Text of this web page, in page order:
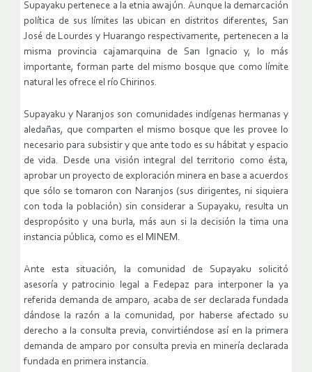
Supayaku pertenece a la etnia awajún. Aunque la demarcación
política de sus límites las ubican en distritos diferentes, San
José de Lourdes y Huarango respectivamente, pertenecen a la
misma provincia cajamarquina de San Ignacio y, lo más
importante, forman parte del mismo bosque que como límite
natural les ofrece el río Chirinos.
Supayaku y Naranjos son comunidades indígenas hermanas y
aledañas, que comparten el mismo bosque que les provee lo
necesario para subsistir y que ante todo es su hábitat y espacio
de vida. Desde una visión integral del territorio como ésta,
aprobar un proyecto de exploración minera en base a acuerdos
que sólo se tomaron con Naranjos (sus dirigentes, ni siquiera
con toda la población) sin considerar a Supayaku, resulta un
despropósito y una burla, más aun si la decisión la tima una
instancia pública, como es el MINEM.
Ante esta situación, la comunidad de Supayaku solicitó
asesoría y patrocinio legal a Fedepaz para interponer la ya
referida demanda de amparo, acaba de ser declarada fundada
dándose la razón a la comunidad, por haberse afectado su
derecho a la consulta previa, convirtiéndose así en la primera
demanda de amparo por consulta previa en minería declarada
fundada en primera instancia.